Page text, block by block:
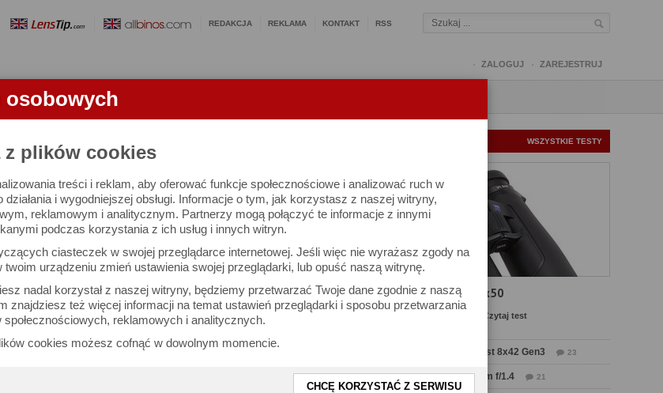
osobowych
z plików cookies
treści i reklam, aby oferować funkcje społecznościowe i analizować ruch w
działania i wygodniejszej obsługi. Informacje o tym, jak korzystasz z naszej witryny,
reklamowym i analitycznym. Partnerzy mogą połączyć te informacje z innymi
podczas korzystania z ich usług i innych witryn.
ciasteczek w swojej przeglądarce internetowej. Jeśli więc nie wyrażasz zgody na
urządzeniu zmień ustawienia swojej przeglądarki, lub opuść naszą witrynę.
nadal korzystał z naszej witryny, będziemy przetwarzać Twoje dane zgodnie z naszą
znajdziesz też więcej informacji na temat ustawień przeglądarki i sposobu przetwarzania
reklamowych i analitycznych.
cookies możesz cofnąć w dowolnym momencie.
CHCĘ KORZYSTAĆ Z SERWISU
REDAKCJA REKLAMA KONTAKT RSS
ZALOGUJ ZAREJESTRUJ
LORNETKI
lornetek i 1581 ocen.
Możesz też zrobić
własne porównanie lornetek
Porównaj lornetki
Cię parametry
WSZYSTKIE TESTY
Test Carl Zeiss SFL 8x50
Czytaj test
Test Delta Optical Forest 8x42 Gen3 23
Test Sirui Aurora 35 mm f/1.4 21